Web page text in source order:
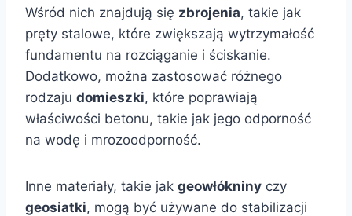
Wśród nich znajdują się zbrojenia, takie jak
pręty stalowe, które zwiększają wytrzymałość
fundamentu na rozciąganie i ściskanie.
Dodatkowo, można zastosować różnego
rodzaju domieszki, które poprawiają
właściwości betonu, takie jak jego odporność
na wodę i mrozoodporność.
Inne materiały, takie jak geowłókniny czy
geosiatki, mogą być używane do stabilizacji